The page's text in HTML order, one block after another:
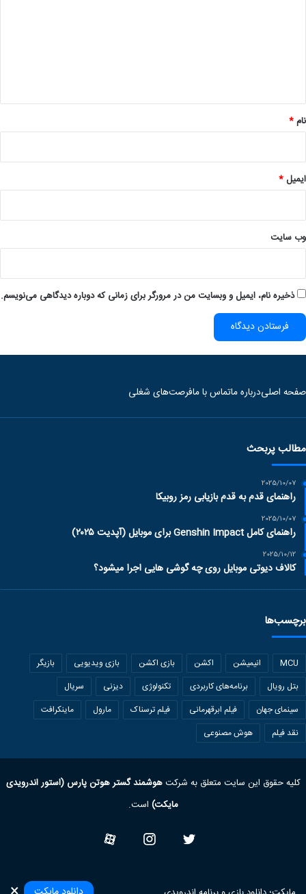
نام*
ایمیل*
وب‌ سایت
ذخیره نام، ایمیل و وبسایت من در مرورگر برای زمانی که دوباره دیدگاهی می‌نویسم.
صفحه اصلیدرباره ماتماس با مافرصت‌های شغلی
مطالب پربحث
2025/10/07
راهنمای قدم به قدم بازیابی رمز روبیکا
2025/10/07
راهنمای کامل Genshin Impact برای موبایل (آپدیت ۲۰۲۵)
2025/10/12
کالاف دیوتی موبایل روی چه گوشی هایی اجرا میشود؟
برچسب‌ها
MCU انیمیشن اکشن بازی اکشن بازی ویدیویی
بازیگر
بتل رویال
برنامه‌های کاربردی تکنولوژی دیزنی
سریال
سینمای جهان
فیلم ابرقهرمانی فیلم ترسناک مارول
ماینکرافت
نقد فیلم
هوش مصنوعی
کلیه حقوق این سایت متعلق به شرکتهوشمند گستر هوتن پارس (استور اندرویدی
مایکت) است.
Twitter
Instagram